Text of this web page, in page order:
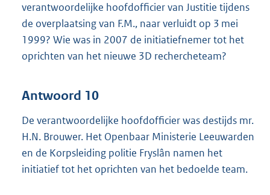
verantwoordelijke hoofdofficier van Justitie tijdens
de overplaatsing van F.M., naar verluidt op 3 mei
1999? Wie was in 2007 de initiatiefnemer tot het
oprichten van het nieuwe 3D rechercheteam?
Antwoord 10
De verantwoordelijke hoofdofficier was destijds mr.
H.N. Brouwer. Het Openbaar Ministerie Leeuwarden
en de Korpsleiding politie Fryslân namen het
initiatief tot het oprichten van het bedoelde team.